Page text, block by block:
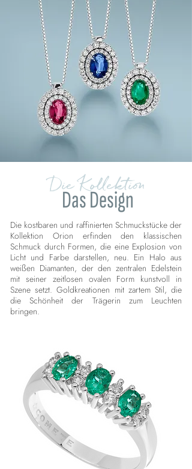
Die Kollektion
Das Design
Die kostbaren und raffinierten Schmuckstücke der
Kollektion Orion erfinden den klassischen
Schmuck durch Formen, die eine Explosion von
Licht und Farbe darstellen, neu. Ein Halo aus
weißen Diamanten, der den zentralen Edelstein
mit seiner zeitlosen ovalen Form kunstvoll in
Szene setzt. Goldkreationen mit zartem Stil, die
die Schönheit der Trägerin zum Leuchten
bringen.